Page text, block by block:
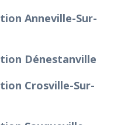
Anneville-Sur-
Dénestanville
Crosville-Sur-